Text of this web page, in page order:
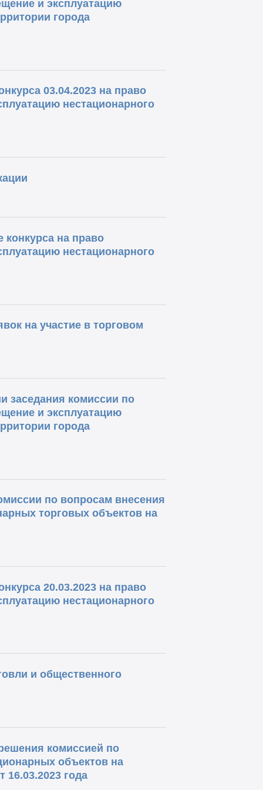
и эксплуатацию
города
03.04.2023 на право
нестационарного
конкурса на право
нестационарного
на участие в торговом
заседания комиссии по
и эксплуатацию
города
по вопросам внесения
торговых объектов на
20.03.2023 на право
нестационарного
и общественного
комиссией по
объектов на
16.03.2023 года